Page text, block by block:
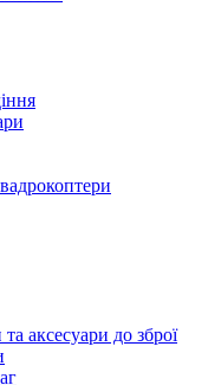
аксесуари до зброї